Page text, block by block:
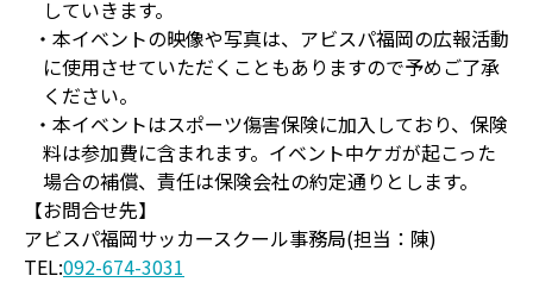
していきます。
・本イベントの映像や写真は、アビスパ福岡の広報活動
に使用させていただくこともありますので予めご了承
ください。
・本イベントはスポーツ傷害保険に加入しており、保険
料は参加費に含まれます。イベント中ケガが起こった
場合の補償、責任は保険会社の約定通りとします。
【お問合せ先】
アビスパ福岡サッカースクール事務局(担当：陳)
TEL:092-674-3031